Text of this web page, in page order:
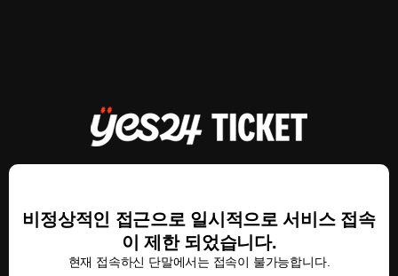
비정상적인 접근으로 일시적으로 서비스 접속
이 제한 되었습니다.
현재 접속하신 단말에서는 접속이 불가능합니다.